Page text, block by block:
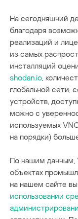
На сегодняшний
благодаря
реализаций и
из самых
инсталляций
shodan.io,
глобальной сети,
устройств,
можно с
используемых
на порядки)
По нашим данным,
объектах
на нашем сайте
использовании